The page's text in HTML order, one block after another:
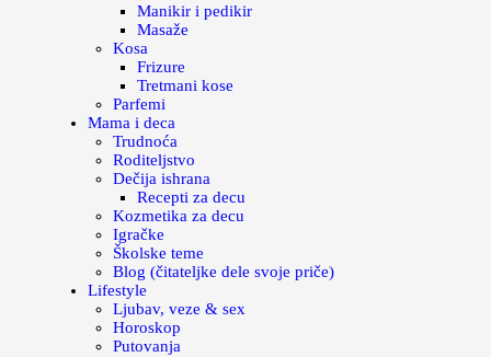
Manikir i pedikir
Masaže
Kosa
Frizure
Tretmani kose
Parfemi
Mama i deca
Trudnoća
Roditeljstvo
Dečija ishrana
Recepti za decu
Kozmetika za decu
Igračke
Školske teme
Blog (čitateljke dele svoje priče)
Lifestyle
Ljubav, veze & sex
Horoskop
Putovanja